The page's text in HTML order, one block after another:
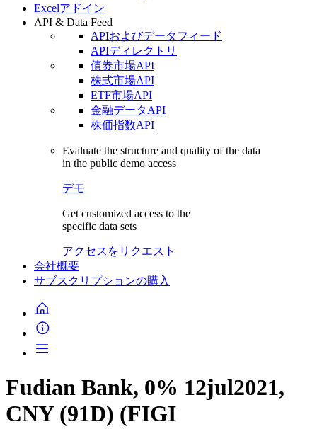
Excelアドイン
API & Data Feed
APIおよびデータフィード
APIディレクトリ
債券市場API
株式市場API
ETF市場API
金融データAPI
株価指数API
Evaluate the structure and quality of the data
in the public demo access
デモ
Get customized access to the
specific data sets
アクセスをリクエスト
会社概要
サブスクリプションの購入
Fudian Bank, 0% 12jul2021,
CNY (91D) (FIGI